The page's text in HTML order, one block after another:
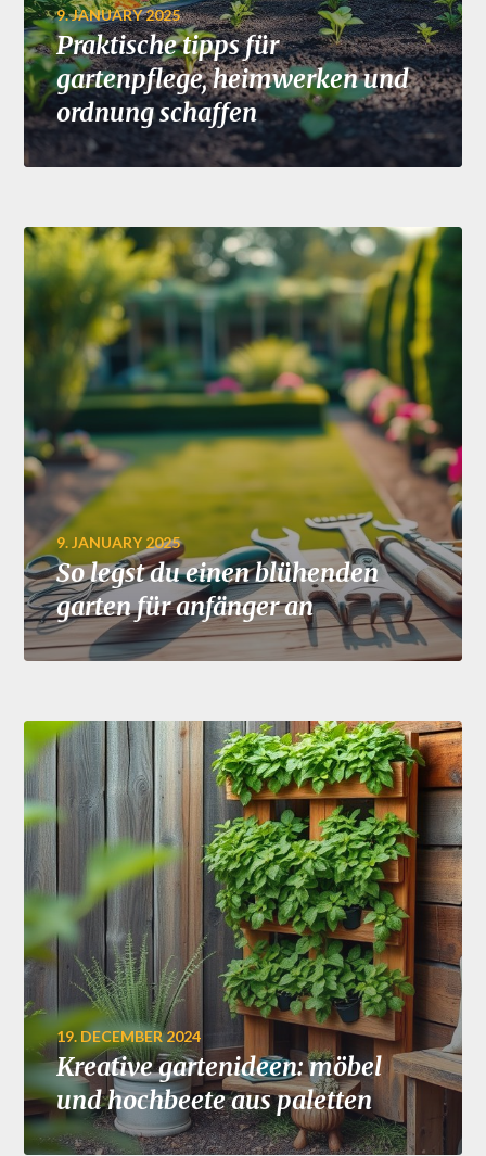
9. JANUARY 2025
Praktische tipps für
gartenpflege, heimwerken und
ordnung schaffen
9. JANUARY 2025
So legst du einen blühenden
garten für anfänger an
19. DECEMBER 2024
Kreative gartenideen: möbel
und hochbeete aus paletten